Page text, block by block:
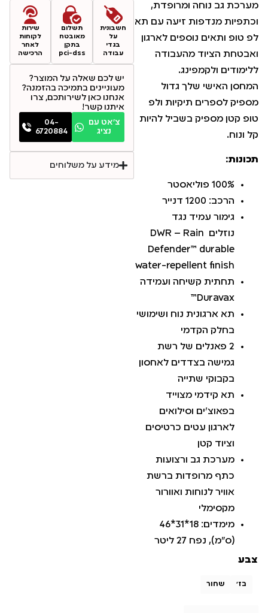
מערכת גב נוחה ומרופדת,
וכתפיות מנדפות זיעה עם תא
לפ טופ ותאים נוספים לארגון
ואבטחת הציוד מהעבודה
ללימודים ולקמפינג.
המחסן האישי שלך גדול
מספיק לספרים תיקיות ולפ
טופ קטן מספיק בשביל להיות
קל ונוח.
תכונות:
100% פוליאסטר
הרכב: 1200 דנייר
גימור עמיד נגד
נוזלים
DWR – Rain
Defender™ durable
water-repellent finish
תחתית קשיחה ועמידה
Duravax™
תא ארגונית נוח ושימושי
בחלק הקדמי
2 פאנלים של רשת
גמישה בצדדים לאחסון
בקבוקי שתייה
תא קידמי מצוייד
בפאוצ'ים וסילואים
לארגון עטים כרטיסים
וציוד קטן
מערכת גב ורצועות
כתף מרופדות ברשת
אוויר לנוחות ואוורור
מקסימלי
מימדים: 18*31*46
(ס"מ), נפח 27 ליטר
צבע
בז' שחור
חשבונית
על
בגדי
עבודה
תשלום
מאובטח
בתקן
pci-dss
שירות
לקוחות
לאחר
הרכישה
יש לכם שאלה על המוצר?
מעוניינים בתמיכה בהזמנה?
אנחנו כאן לשירותכם, צרו
איתנו קשר!
צ׳אט עם
נציג
04-
6720884
מידע על משלוחים